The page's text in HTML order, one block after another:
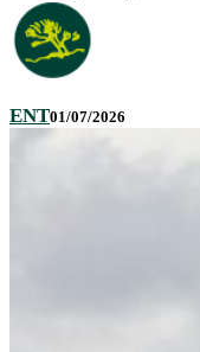
ENT01/07/2026